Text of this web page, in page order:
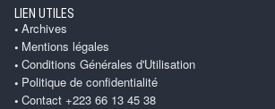
LIEN UTILES
Archives
Mentions légales
Conditions Générales d'Utilisation
Politique de confidentialité
Contact +223 66 13 45 38